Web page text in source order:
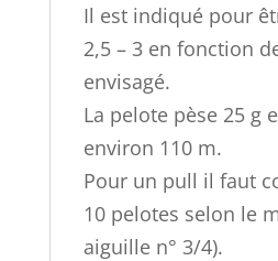
Il est indiqué pour
2,5 – 3 en fonction
envisagé.
La pelote pèse 25 g
environ 110 m.
Pour un pull il faut
10 pelotes selon le
aiguille n° 3/4).